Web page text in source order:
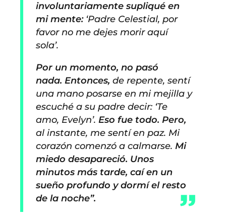
involuntariamente supliqué en
mi mente: ‘Padre Celestial, por
favor no me dejes morir aquí
sola’.
Por un momento, no pasó
nada. Entonces,de repente, sentí
una mano posarse en mi mejilla y
escuché a su padre decir: ‘Te
amo, Evelyn’. Eso fue todo. Pero,
al instante, me sentí en paz. Mi
corazón comenzó a calmarse. Mi
miedo desapareció. Unos
minutos más tarde, caí en un
sueño profundo y dormí el resto
de la noche”.